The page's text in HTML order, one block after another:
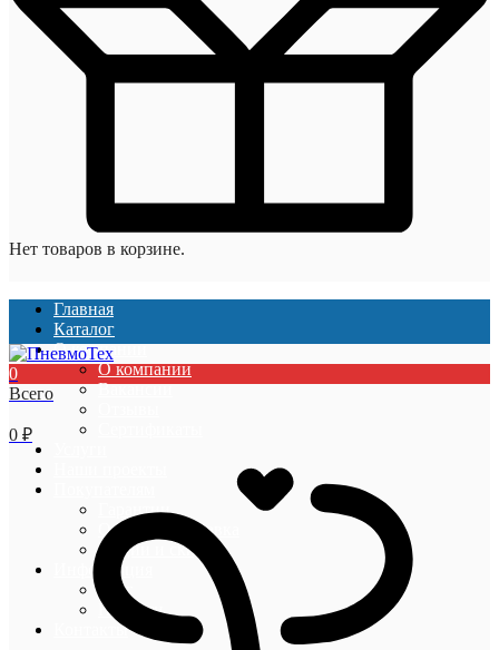
Нет товаров в корзине.
Главная
Каталог
О компании
О компании
Вакансии
Гарантии
Оплата и доставка
Акции и скидки
Информация
Блог
Новости
Контакты
0
Всего
0 ₽